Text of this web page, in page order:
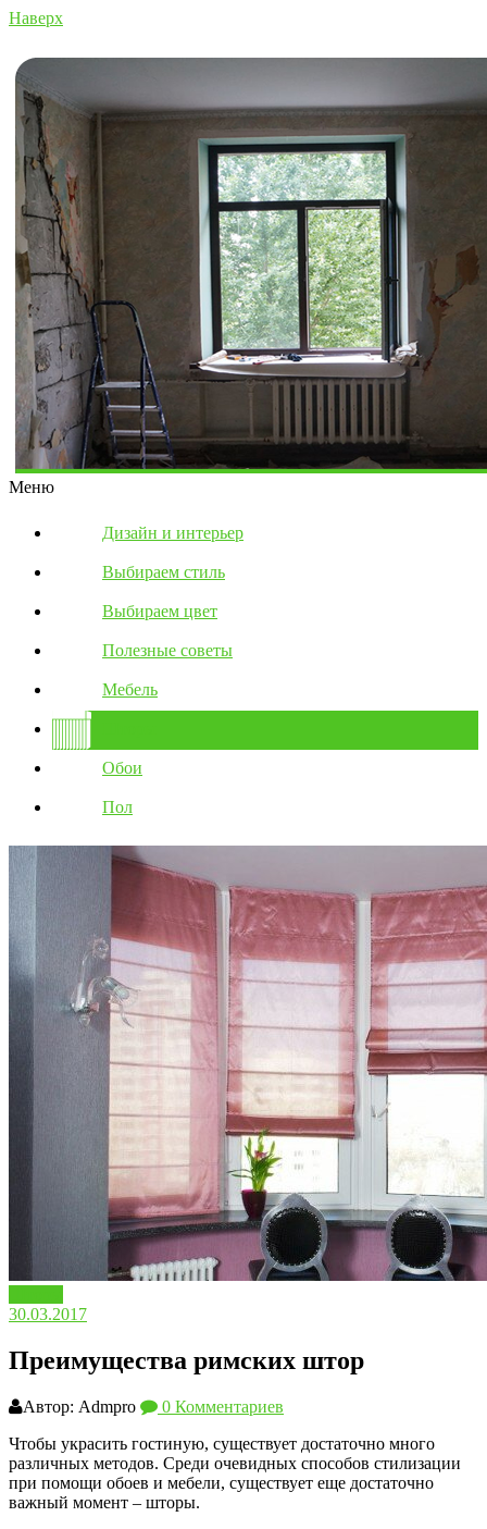
Наверх
Меню
Дизайн и интерьер
Выбираем стиль
Выбираем цвет
Полезные советы
Мебель
Обои
Пол
30.03.2017
Преимущества римских штор
Автор: Admpro
0 Комментариев
Чтобы украсить гостиную, существует достаточно много
различных методов. Среди очевидных способов стилизации
при помощи обоев и мебели, существует еще достаточно
важный момент – шторы.